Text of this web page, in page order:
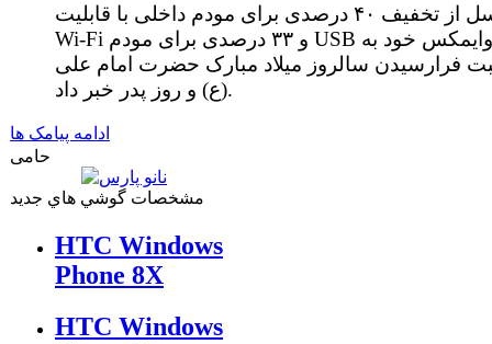
ایرانسل از تخفیف ۴۰ درصدی برای مودم داخلی با قابلیت
Wi-Fi و ۳۳ درصدی برای مودم USB وایمکس خود به
فرارسیدن سالروز میلاد مبارک حضرت امام علی
(ع) و روز پدر خبر داد.
ادامه پیامک ها
حامی
مشخصات گوشي هاي جديد
HTC Windows
Phone 8X
HTC Windows